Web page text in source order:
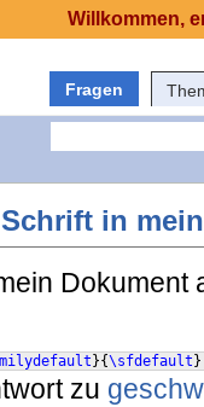
Fragen
in
Dokument
}{\sfdefault }
zu
Willkommen,